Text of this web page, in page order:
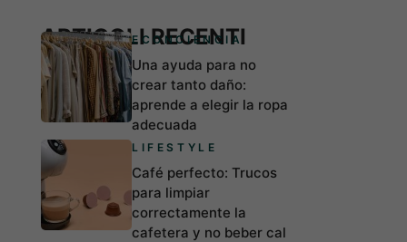
ARTICOLI RECENTI
ECONCIENCIA
Una ayuda para no
crear tanto daño:
aprende a elegir la ropa
adecuada
LIFESTYLE
Café perfecto: Trucos
para limpiar
correctamente la
cafetera y no beber cal